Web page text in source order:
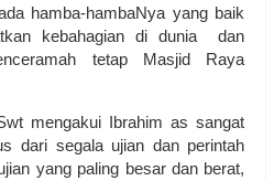
hamba-hambaNya yang baik
kebahagian di dunia dan
tetap Masjid Raya
mengakui Ibrahim as sangat
dari segala ujian dan perintah
yang paling besar dan berat,